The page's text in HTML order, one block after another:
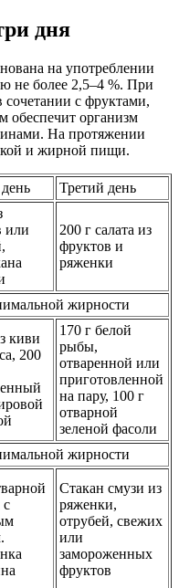
дня
на употреблении
не более 2,5–4 %. При
с фруктами,
организм
На протяжении
и жирной пищи.
Третий день
или
200 г салата из
фруктов и
ряженки
жирности
киви
200
170 г белой
рыбы,
отваренной или
приготовленной
на пару, 100 г
отварной
зеленой фасоли
жирности
Стакан смузи из
ряженки,
отрубей, свежих
или
замороженных
фруктов